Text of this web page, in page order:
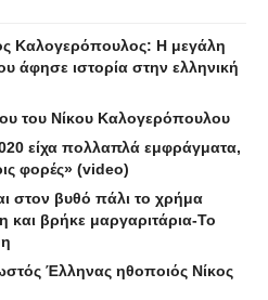
Καλογερόπουλος: Η μεγάλη
άφησε ιστορία στην ελληνική
του Νίκου Καλογερόπουλου
είχα πολλαπλά εμφράγματα,
φορές» (video)
στον βυθό πάλι το χρήμα
και βρήκε μαργαριτάρια-To
Έλληνας ηθοποιός Νίκος